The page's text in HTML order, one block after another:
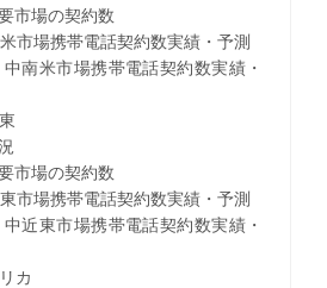
の契約数
携帯電話契約数実績・予測
市場携帯電話契約数実績・
の契約数
携帯電話契約数実績・予測
市場携帯電話契約数実績・
カ